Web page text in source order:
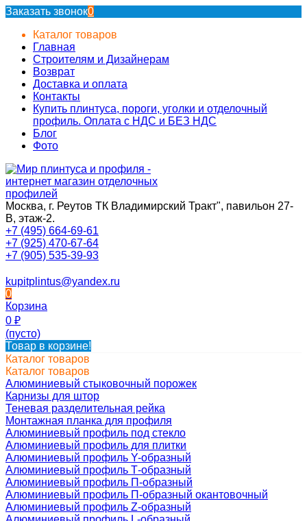
Заказать звонок0
Каталог товаров
Главная
Строителям и Дизайнерам
Возврат
Доставка и оплата
Контакты
Купить плинтуса, пороги, уголки и отделочный
профиль. Оплата с НДС и БЕЗ НДС
Блог
Фото
Москва, г. Реутов ТК Владимирский Тракт", павильон 27-
В, этаж-2.
+7 (495) 664-69-61
+7 (925) 470-67-64
+7 (905) 535-39-93
kupitplintus@yandex.ru
0
Корзина
0 ₽
(пусто)
Товар в корзине!
Каталог товаров
Каталог товаров
Алюминиевый стыковочный порожек
Карнизы для штор
Теневая разделительная рейка
Монтажная планка для профиля
Алюминиевый профиль под стекло
Алюминиевый профиль для плитки
Алюминиевый профиль Y-образный
Алюминиевый профиль Т-образный
Алюминиевый профиль П-образный
Алюминиевый профиль П-образный окантовочный
Алюминиевый профиль Z-образный